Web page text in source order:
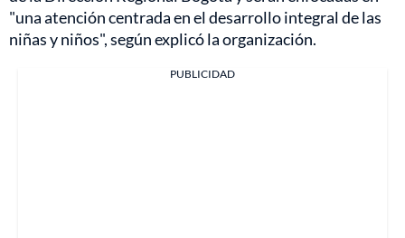
"una atención centrada en el desarrollo integral de las
niñas y niños", según explicó la organización.
PUBLICIDAD